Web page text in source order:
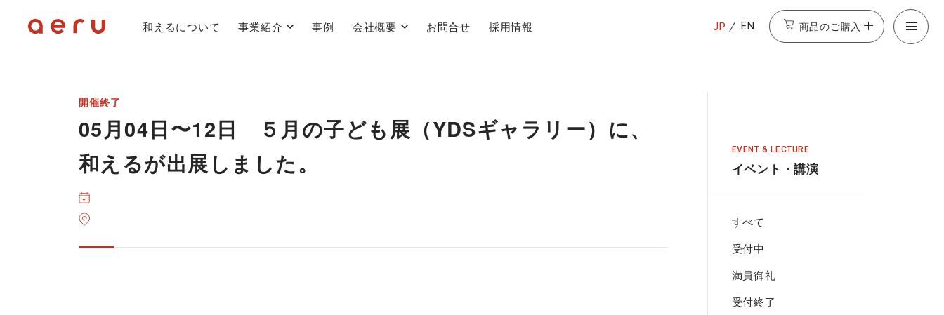
和えるについて 事業紹介 事例 会社概要 お問合せ 採用情報 JP EN 商品のご購入
開催終了
05月04日〜12日 ５月の子ども展（YDSギャラリー）に、
和えるが出展しました。
EVENT & LECTURE
イベント・講演
すべて
受付中
満員御礼
受付終了